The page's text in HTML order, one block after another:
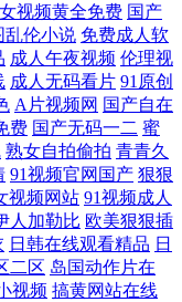
视频在线 91豆花视频 色
草牛牛 日韩中文字幕成
蜜桃在线观看 超碰91久
天堂虎六六六 91超碰国
一区传媒 91精品免费视
品超碰在线 www国产极
视频黄全免费 国产
乱伦小说 免费成人软
成人午夜视频 伦理视
成人无码看片 91原创
A片视频网 国产自在
费 国产无码一二 蜜
熟女自拍偷拍 青青久
91视频官网国产 狠狠
视频网站 91视频成人
人加勒比 欧美狠狠插
日韩在线观看精品 日
二区 岛国动作片在
视频 搞黄网站在线